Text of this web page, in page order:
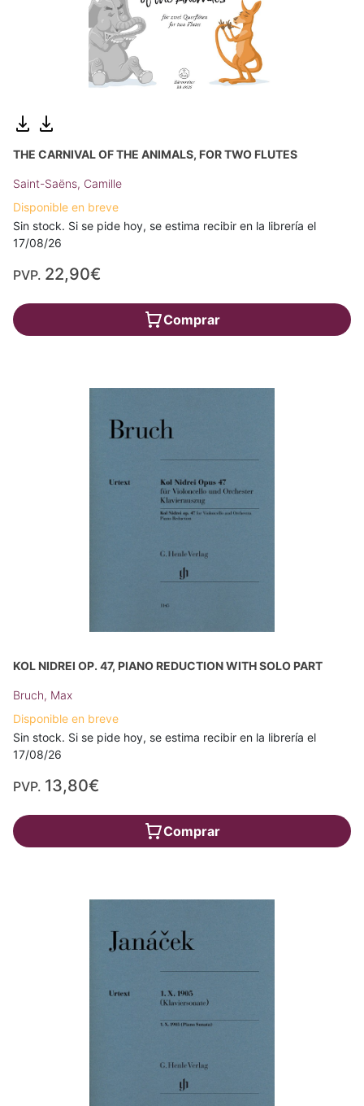
THE CARNIVAL OF THE ANIMALS, FOR TWO FLUTES
Saint-Saëns, Camille
Disponible en breve
Sin stock. Si se pide hoy, se estima recibir en la librería el
17/08/26
PVP. 22,90€
Comprar
KOL NIDREI OP. 47, PIANO REDUCTION WITH SOLO PART
Bruch, Max
Disponible en breve
Sin stock. Si se pide hoy, se estima recibir en la librería el
17/08/26
PVP. 13,80€
Comprar